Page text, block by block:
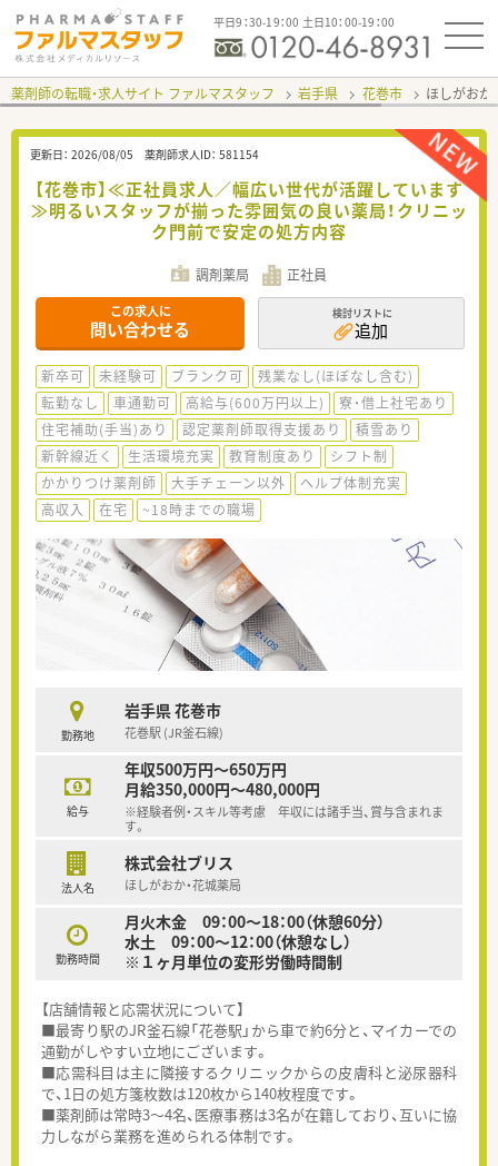
平日9：30-19：00 土日10：00-19：00
薬剤師の転職・求人サイト ファルマスタッフ 岩手県 花巻市 ほしがおか
更新日： 2026/08/05 薬剤師求人ID： 581154
【花巻市】≪正社員求人／幅広い世代が活躍しています
≫明るいスタッフが揃った雰囲気の良い薬局！クリニッ
ク門前で安定の処方内容
調剤薬局 正社員
この求人に
問い合わせる
検討リストに
追加
新卒可 未経験可 ブランク可
残業なし(ほぼなし含む)
転勤なし
車通勤可 高給与(600万円以上)
寮・借上社宅あり
住宅補助(手当)あり
認定薬剤師取得支援あり
積雪あり
新幹線近く
生活環境充実 教育制度あり
シフト制
かかりつけ薬剤師
大手チェーン以外
ヘルプ体制充実
高収入
在宅 ~18時までの職場
勤務地
岩手県 花巻市
花巻駅 (JR釜石線)
給与
年収500万円～650万円
月給350,000円～480,000円
※経験者例・スキル等考慮 年収には諸手当、賞与含まれま
す。
法人名
株式会社ブリス
ほしがおか・花城薬局
勤務時間
月火木金 09：00～18：00（休憩60分）
水土 09：00～12：00（休憩なし）
※１ヶ月単位の変形労働時間制
【店舗情報と応需状況について】
■最寄り駅のJR釜石線「花巻駅」から車で約6分と、マイカーでの
通勤がしやすい立地にございます。
■応需科目は主に隣接するクリニックからの皮膚科と泌尿器科
で、1日の処方箋枚数は120枚から140枚程度です。
■薬剤師は常時3～4名、医療事務は3名が在籍しており、互いに協
力しながら業務を進められる体制です。